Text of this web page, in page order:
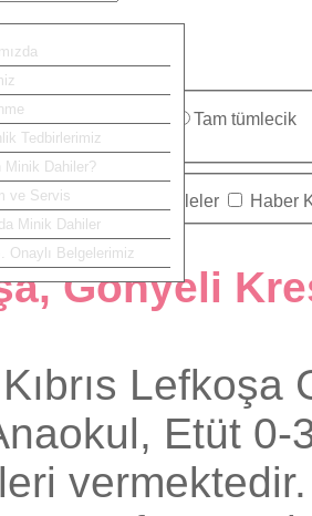
Tedbirlerimiz
Minik Dahiler?
ve Servis
Minik Dahiler
Onaylı Belgelerimiz
Herhangi bir sözcük
Tam tümlecik
İletişim Makaleler
Haber
Gönyeli
okul, Etüt 0-